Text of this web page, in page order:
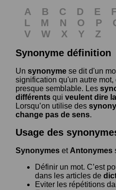
A B C D E
L
M N O P
V
W X Y
Z
Synonyme définition
Un synonyme se dit d'un
signification qu'un autre
presque semblable. Les
différents qui veulent dire
Lorsqu’on utilise des
change pas de sens.
Usage des
Synonymes et Antonymes
Définir un mot. C’est
dans les articles de
Eviter les répétitions